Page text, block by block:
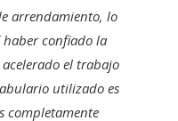
arrendamiento, lo
haber confiado la
el trabajo
utilizado es
completamente